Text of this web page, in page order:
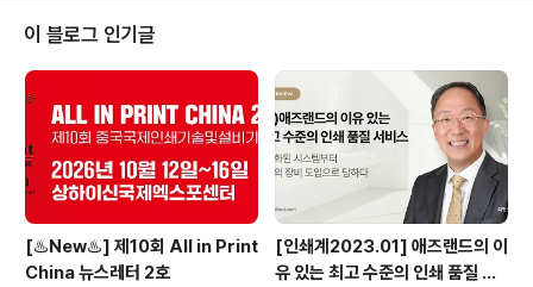
하는 요구사항을 깊이있게 듣고 직면한 문제를 해결할 수
있는 새로운 기술과 기능이 접목된 제품을 출시하는 일들
이 늘 즐겁기만 하다.지난 4월 중국 동관에서 개최된 Print
China의 테콘 부스에서 만난 바라나우스카스씨는 삶의 전
부가 컬러이며 매일매일 컬러풀한 날들을 보내고 있다고
말했다. 그리고 인쇄산업에 있어 이..
이 블로그 인기글
[♨️New♨️] 제10회 All in Print
China 뉴스레터 2호
[인쇄계2023.01] 애즈랜드의 이
유 있는 최고 수준의 인쇄 품질 서